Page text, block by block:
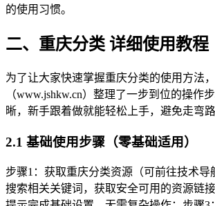
的使用习惯。
二、重庆分类 详细使用教程
为了让大家快速掌握重庆分类的使用方法
（www.jshkw.cn）整理了一步到位的操作
晰，新手跟着做就能轻松上手，避免走弯路
2.1 基础使用步骤（零基础适用）
步骤1：获取重庆分类资源（可前往技术导
搜索相关关键词，获取安全可用的资源链